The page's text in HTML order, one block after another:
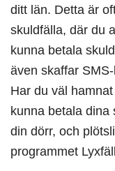
ditt län. Detta är
skuldfälla, där du
kunna betala
även skaffar
Har du väl
kunna betala dina
din dörr, och
programmet